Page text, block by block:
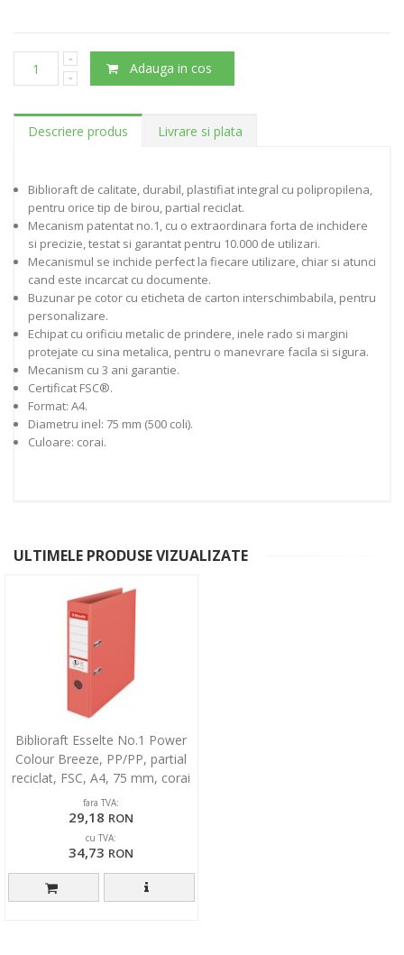
Adauga in cos
Descriere produs Livrare si plata
Biblioraft de calitate, durabil, plastifiat integral cu polipropilena,
pentru orice tip de birou, partial reciclat.
Mecanism patentat no.1, cu o extraordinara forta de inchidere
si precizie, testat si garantat pentru 10.000 de utilizari.
Mecanismul se inchide perfect la fiecare utilizare, chiar si atunci
cand este incarcat cu documente.
Buzunar pe cotor cu eticheta de carton interschimbabila, pentru
personalizare.
Echipat cu orificiu metalic de prindere, inele rado si margini
protejate cu sina metalica, pentru o manevrare facila si sigura.
Mecanism cu 3 ani garantie.
Certificat FSC®.
Format: A4.
Diametru inel: 75 mm (500 coli).
Culoare: corai.
ULTIMELE PRODUSE VIZUALIZATE
Biblioraft Esselte No.1 Power
Colour Breeze, PP/PP, partial
reciclat, FSC, A4, 75 mm, corai
fara TVA:
29,18 RON
cu TVA:
34,73 RON